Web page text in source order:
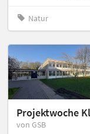
Natur
Projektwoche
von GSB